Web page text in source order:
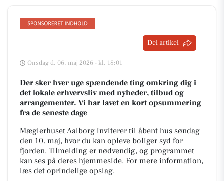
Del artikel
Onsdag d. 06. maj 2026 - kl. 18:01
Der sker hver uge spændende ting omkring dig i
det lokale erhvervsliv med nyheder, tilbud og
arrangementer. Vi har lavet en kort opsummering
fra de seneste dage
Mæglerhuset Aalborg inviterer til åbent hus søndag
den 10. maj, hvor du kan opleve boliger syd for
fjorden. Tilmelding er nødvendig, og programmet
kan ses på deres hjemmeside. For mere information,
læs det oprindelige opslag.